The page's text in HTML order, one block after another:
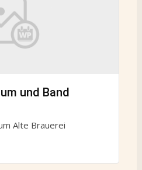
und Band
Alte Brauerei